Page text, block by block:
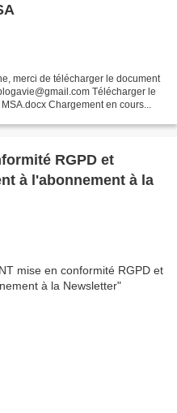
merci de télécharger le document
Télécharger le
Chargement en cours...
RGPD et
à l'abonnement à la